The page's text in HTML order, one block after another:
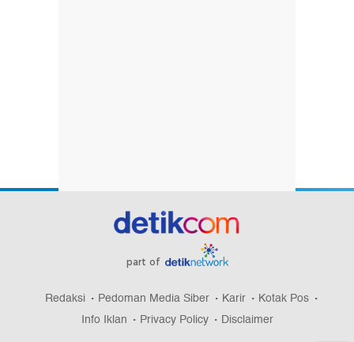
part of
Redaksi Pedoman Media Siber Karir
Kotak Pos
Info Iklan
Privacy Policy Disclaimer